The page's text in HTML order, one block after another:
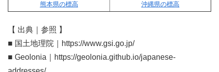
熊本県の標高
沖縄県の標高
【 出典｜参照 】
■ 国土地理院｜https://www.gsi.go.jp/
■ Geolonia｜https://geolonia.github.io/japanese-